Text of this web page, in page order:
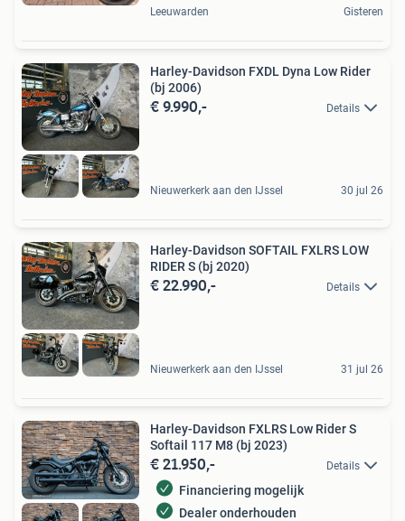
Leeuwarden Gisteren
Harley-Davidson FXDL Dyna Low Rider
(bj 2006)
€ 9.990,- Details
Nieuwerkerk aan den IJssel 30 jul 26
Harley-Davidson SOFTAIL FXLRS LOW
RIDER S (bj 2020)
€ 22.990,- Details
Nieuwerkerk aan den IJssel 31 jul 26
Harley-Davidson FXLRS Low Rider S
Softail 117 M8 (bj 2023)
€ 21.950,- Details
Financiering mogelijk
Dealer onderhouden